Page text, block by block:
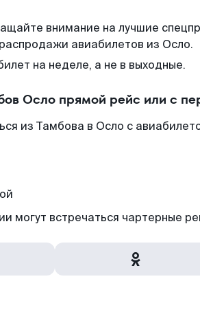
внимание на лучшие
авиабилетов из Осло.
на неделе, а не в выходные.
Осло прямой рейс или с
из Тамбова в Осло с
могут встречаться чартерные